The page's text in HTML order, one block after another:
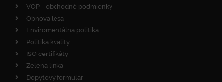
VOP - obchodné podmienky
Obnova lesa
Enviromentálna politika
Politika kvality
ISO certifikáty
Zelená linka
Dopytový formulár